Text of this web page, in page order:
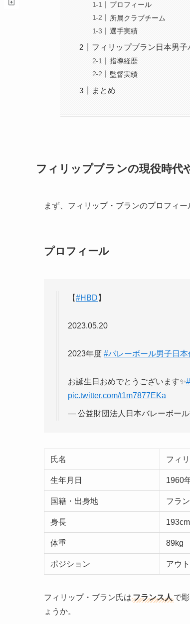
プロフィール
所属クラブチーム
選手実績
フィリップブラン日本男
指導経歴
監督実績
まとめ
フィリップブランの現役時代
まず、フィリップ・ブランのプロフィ
プロフィール
【#HBD 】
2023.05.20
2023年度 #バレーボール男子日本
お誕生日おめでとうございます✨
pic.twitter.com/t1m7877EKa
— 公益財団法人日本バレーボー
氏名 フィ
生年月日 1960
国籍・出身地 フラ
身長 193cm
体重 89kg
ポジション アウ
フィリップ・ブラン氏はフランス人で
ょうか。